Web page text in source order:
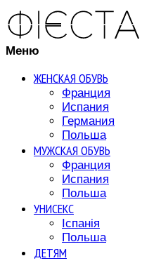
Меню
ЖЕНСКАЯ ОБУВЬ
Франция
Испания
Германия
Польша
МУЖСКАЯ ОБУВЬ
Франция
Испания
Польша
УНИСЕКС
Іспанія
Польша
ДЕТЯМ